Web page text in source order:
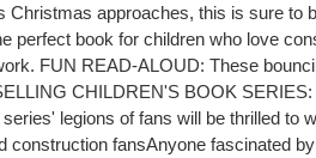
Christmas approaches, this is sure to
perfect book for children who love
FUN READ-ALOUD: These
CHILDREN'S BOOK
legions of fans will be thrilled
construction fansAnyone fascinated